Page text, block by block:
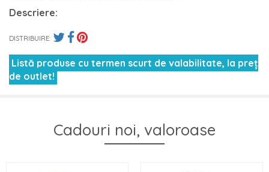
Descriere:
DISTRIBUIRE:
Listă produse cu termen scurt de valabilitate, la preț
de outlet!
Cadouri noi, valoroase